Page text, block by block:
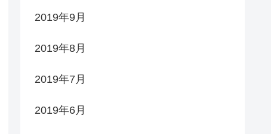
2019年9月
2019年8月
2019年7月
2019年6月